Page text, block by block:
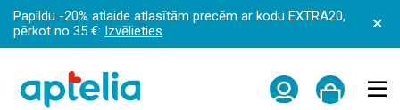
Papildu -20% atlaide atlasītām precēm ar kodu EXTRA20,
pērkot no 35 €: Izvēlieties